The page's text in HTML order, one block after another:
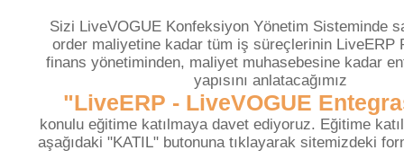
Sizi LiveVOGUE Konfeksiyon Yönetim Sisteminde
order maliyetine kadar tüm iş süreçlerinin LiveERP
finans yönetiminden, maliyet muhasebesine kadar
yapısını anlatacağımız
"LiveERP - LiveVOGUE
konulu eğitime katılmaya davet ediyoruz. Eğitime
aşağıdaki "KATIL" butonuna tıklayarak sitemizdeki